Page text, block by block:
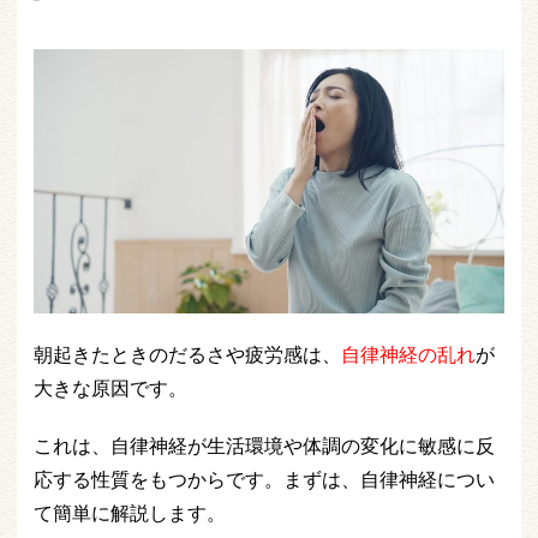
朝起きたときのだるさや疲労感は、 自律神経の乱れが
大きな原因です。
これは、自律神経が生活環境や体調の変化に敏感に反
応する性質をもつからです。まずは、自律神経につい
て簡単に解説します。